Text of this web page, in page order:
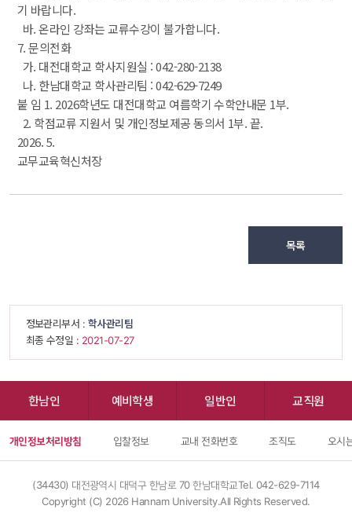
기 바랍니다.
바. 온라인 강좌는 교류수강이 불가합니다.
7. 문의전화
가. 대전대학교 학사지원실 : 042-280-2138
나. 한남대학교 학사관리팀 : 042-629-7249
붙 임 1. 2026학년도 대전대학교 여름학기 수학안내문 1부.
2. 학점교류 지원서 및 개인정보제공 동의서 1부. 끝.
2026. 5.
교무교육혁신처장
목록
정보관리부서 : 학사관리팀
최종 수정일 : 2021-07-27
한남인 예비학생 일반인 교직원
개인정보처리방침 입찰정보 교내 전화번호 조직도 오시
(34430) 대전광역시 대덕구 한남로 70 한남대학교Tel. 042-629-7114
Copyright (C) 2026 Hannam University.All Rights Reserved.